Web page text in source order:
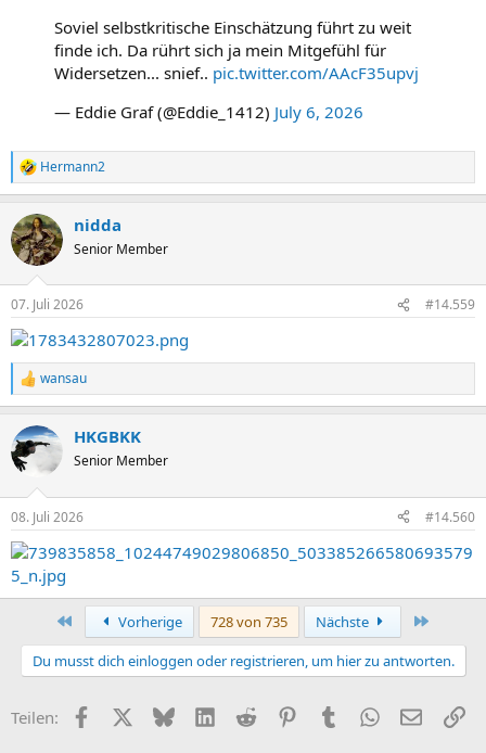
Soviel selbstkritische Einschätzung führt zu weit
finde ich. Da rührt sich ja mein Mitgefühl für
Widersetzen... snief.. pic.twitter.com/AAcF35upvj
— Eddie Graf (@Eddie_1412) July 6, 2026
R
e
k
t
i
e
n
:
Hermann2
nidda
Senior Member
07. Juli 2026 #14.559
R
e
k
t
i
e
n
:
wansau
HKGBKK
Senior Member
08. Juli 2026 #14.560
Erste Vorherige 728 von 735 Nächste
Du musst dich einloggen oder registrieren, um hier zu antworten.
Teilen: FacebookX (Twitter)
BlueskyLinkedIn
Reddit PinterestTumblr WhatsApp
E-Mail